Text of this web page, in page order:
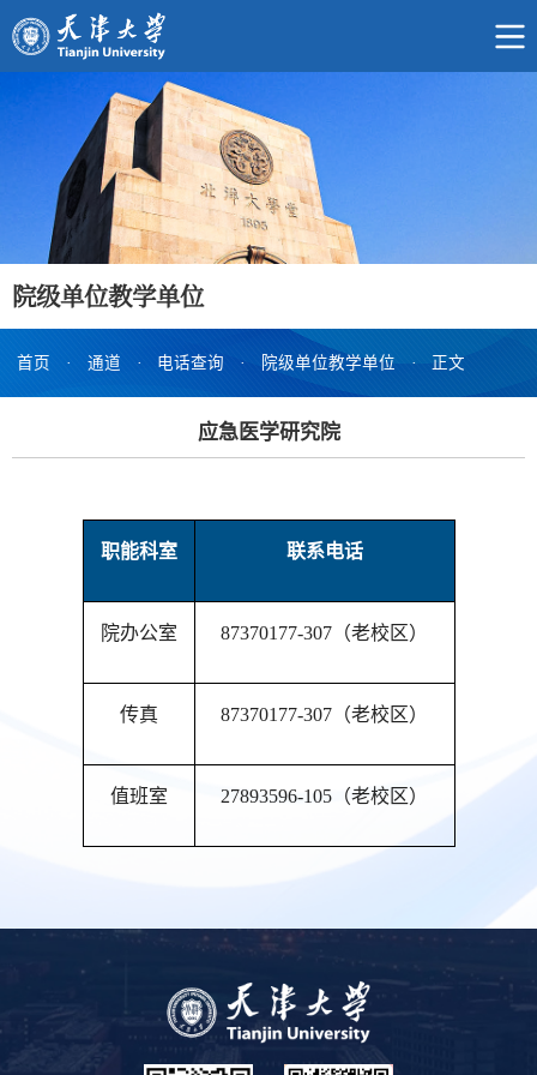
院级单位教学单位
首页 · 通道 · 电话查询 · 院级单位教学单位 · 正文
应急医学研究院
职能科室 联系电话
院办公室 87370177-307（老校区）
传真 87370177-307（老校区）
值班室 27893596-105（老校区）